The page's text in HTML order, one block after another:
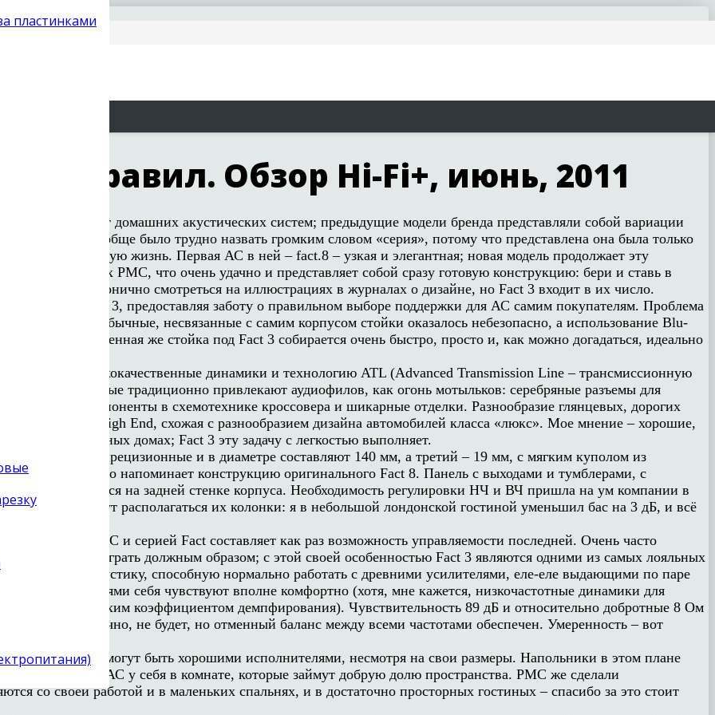
пластинками
правил. Обзор Hi-Fi+, июнь, 2011
спецпроект домашних акустических систем; предыдущие модели бренда представляли собой вариации
Fact вообще было трудно назвать громким словом «серия», потому что представлена она была только
на полноценную жизнь. Первая АС в ней – fact.8 – узкая и элегантная; новая модель продолжает эту
стойках PMC, что очень удачно и представляет собой сразу готовую конструкцию: бери и ставь в
будут гармонично смотреться на иллюстрациях в журналах о дизайне, но Fact 3 входит в их число.
стойки под fact 3, предоставляя заботу о правильном выборе поддержки для АС самим покупателям. Проблема
ставить их на обычные, несвязанные с самим корпусом стойки оказалось небезопасно, а использование Blu-
шпона. Фирменная же стойка под Fact 3 собирается очень быстро, просто и, как можно догадаться, идеально
высококачественные динамики и технологию ATL (Advanced Transmission Line – трансмиссионную
деталей, которые традиционно привлекают аудиофилов, как огонь мотыльков: серебряные разъемы для
компоненты в схемотехнике кроссовера и шикарные отделки. Разнообразие глянцевых, дорогих
сегодняшнем High End, схожая с разнообразием дизайна автомобилей класса «люкс». Мое мнение – хорошие,
в современных домах; Fact 3 эту задачу с легкостью выполняет.
из которых прецизионные и в диаметре составляют 140 мм, а третий – 19 мм, с мягким куполом из
целом все это напоминает конструкцию оригинального Fact 8. Панель с выходами и тумблерами, с
находится на задней стенке корпуса. Необходимость регулировки НЧ и ВЧ пришла на ум компании в
в котором будут располагаться их колонки: я в небольшой лондонской гостиной уменьшил бас на 3 дБ, и всё
бедно.
серией PMC и серией Fact составляет как раз возможность управляемости последней. Очень часто
заставить ее играть должным образом; с этой своей особенностью Fact 3 являются одними из самых лояльных
себе акустику, способную нормально работать с древними усилителями, еле-еле выдающими по паре
усилителями себя чувствуют вполне комфортно (хотя, мне кажется, низкочастотные динамики для
минимум неплохим коэффициентом демпфирования). Чувствительность 89 дБ и относительно добротные 8 Ом
баса, конечно, не будет, но отменный баланс между всеми частотами обеспечен. Умеренность – вот
что они могут быть хорошими исполнителями, несмотря на свои размеры. Напольники в этом плане
здоровенную АС у себя в комнате, которые займут добрую долю пространства. PMC же сделали
со своей работой и в маленьких спальнях, и в достаточно просторных гостиных – спасибо за это стоит